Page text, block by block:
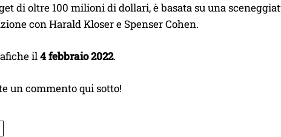
di oltre 100 milioni di dollari, è basata su una
con Harald Kloser e Spenser Cohen.
il4 febbraio 2022.
un commento qui sotto!